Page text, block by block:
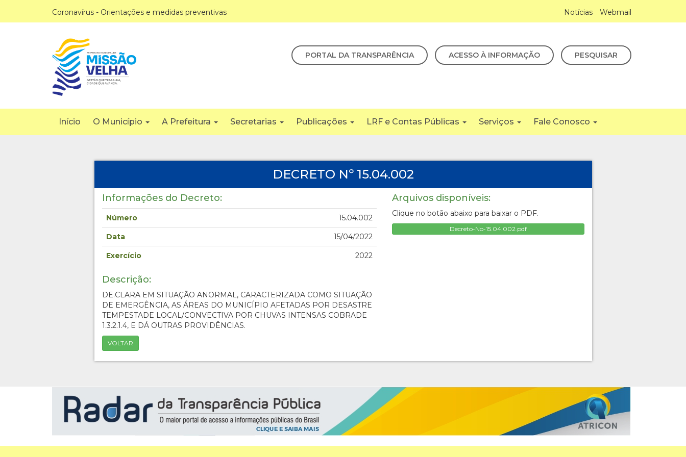
Coronavírus - Orientações e medidas preventivas Notícias Webmail
PORTAL DA TRANSPARÊNCIA ACESSO À INFORMAÇÃO PESQUISAR
Início O Município A Prefeitura Secretarias Publicações LRF e Contas Públicas Serviços Fale Conosco
DECRETO Nº 15.04.002
Informações do Decreto:
Número 15.04.002
Data 15/04/2022
Exercício 2022
Descrição:
DE.CLARA EM SITUAÇÃO ANORMAL, CARACTERIZADA COMO SITUAÇÃO
DE EMERGÊNCIA, AS ÁREAS DO MUNICÍPIO AFETADAS POR DESASTRE
TEMPESTADE LOCAL/CONVECTIVA POR CHUVAS INTENSAS COBRADE
1.3.2.1.4, E DÁ OUTRAS PROVIDÊNCIAS.
VOLTAR
Arquivos disponíveis:
Clique no botão abaixo para baixar o PDF.
Decreto-No-15.04.002.pdf